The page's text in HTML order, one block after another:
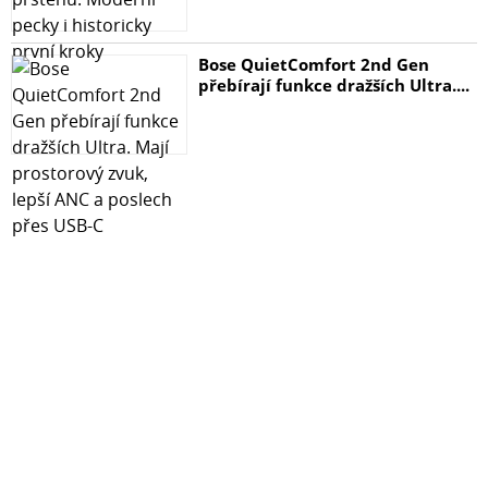
Bose QuietComfort 2nd Gen
přebírají funkce dražších Ultra....